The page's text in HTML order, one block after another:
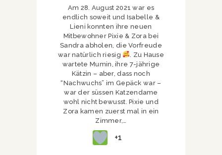
Am 28. August 2021 war es
endlich soweit und Isabelle &
Lieni konnten ihre neuen
Mitbewohner Pixie & Zora bei
Sandra abholen, die Vorfreude
war natürlich riesig
. Zu Hause
wartete Mumin, ihre 7-jährige
Kätzin – aber, dass noch
“Nachwuchs” im Gepäck war –
war der süssen Katzendame
wohl nicht bewusst. Pixie und
Zora kamen zuerst mal in ein
Zimmer,…
+1